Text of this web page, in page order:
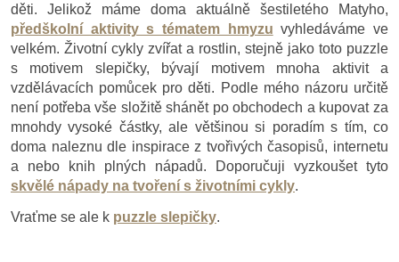
děti. Jelikož máme doma aktuálně šestiletého Matyho,
předškolní aktivity s tématem hmyzu vyhledáváme ve
velkém. Životní cykly zvířat a rostlin, stejně jako toto puzzle
s motivem slepičky, bývají motivem mnoha aktivit a
vzdělávacích pomůcek pro děti. Podle mého názoru určitě
není potřeba vše složitě shánět po obchodech a kupovat za
mnohdy vysoké částky, ale většinou si poradím s tím, co
doma naleznu dle inspirace z tvořivých časopisů, internetu
a nebo knih plných nápadů. Doporučuji vyzkoušet tyto
skvělé nápady na tvoření s životními cykly.
Vraťme se ale k puzzle slepičky.